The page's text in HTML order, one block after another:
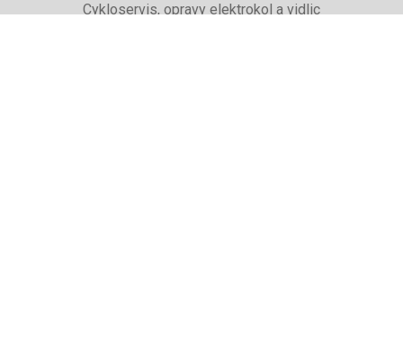
Cykloservis, opravy elektrokol a vidlic